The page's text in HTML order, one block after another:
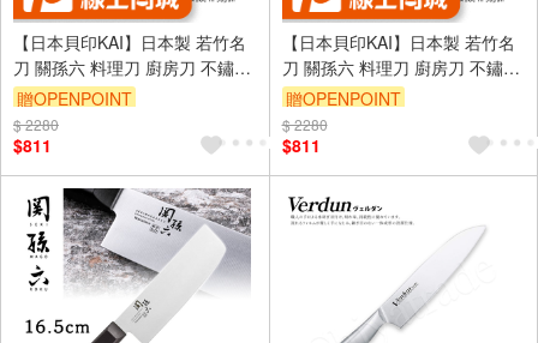
【日本貝印KAI】日本製 若竹名
刀 關孫六 料理刀 廚房刀 不鏽鋼
刀-16.5cm(帶孔三德刀)
贈OPENPOINT
$ 2280
$811
【日本貝印KAI】日本製 若竹名
刀 關孫六 料理刀 廚房刀 不鏽鋼
刀-16.5cm(三德刀)
贈OPENPOINT
$ 2280
$811